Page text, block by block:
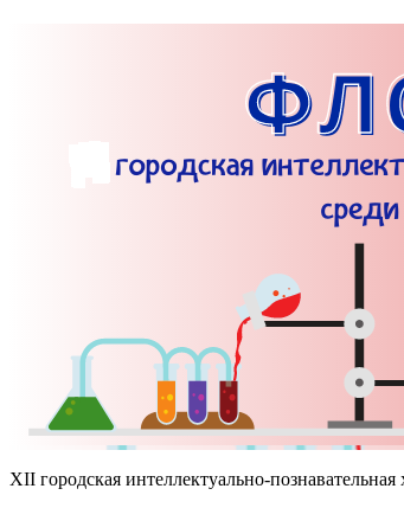
XII городская интеллектуально-